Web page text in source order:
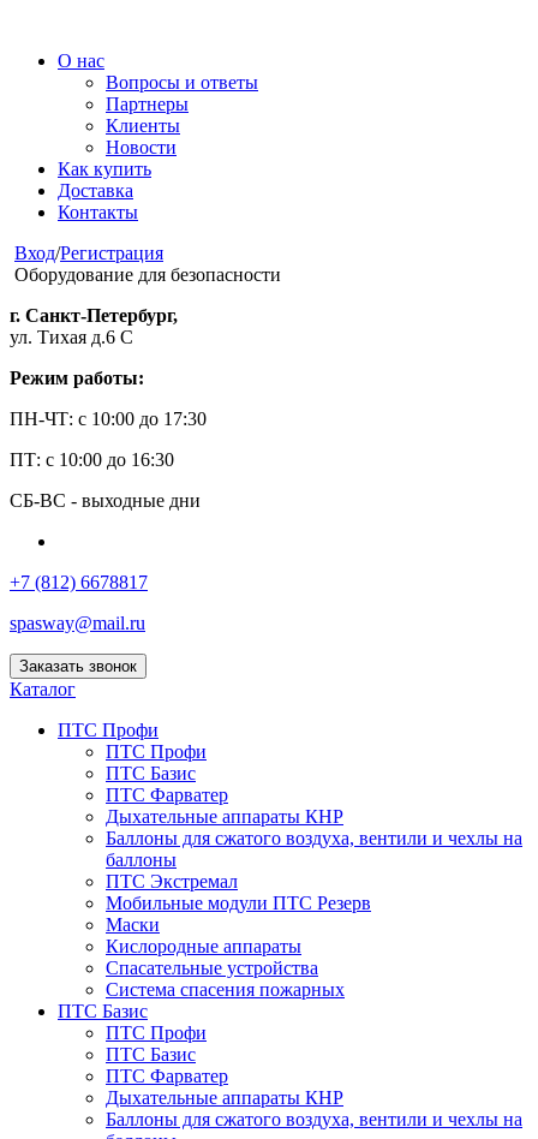
О нас
Вопросы и ответы
Партнеры
Клиенты
Новости
Как купить
Доставка
Контакты
Вход/Регистрация
Оборудование для безопасности
г. Санкт-Петербург,
ул. Тихая д.6 С
Режим работы:
ПН-ЧТ: с 10:00 до 17:30
ПТ: с 10:00 до 16:30
СБ-ВС - выходные дни
+7 (812) 6678817
spasway@mail.ru
Заказать звонок
Каталог
ПТС Профи
ПТС Профи
ПТС Базис
ПТС Фарватер
Дыхательные аппараты КНР
Баллоны для сжатого воздуха, вентили и чехлы на
баллоны
ПТС Экстремал
Мобильные модули ПТС Резерв
Маски
Кислородные аппараты
Спасательные устройства
Система спасения пожарных
ПТС Базис
ПТС Профи
ПТС Базис
ПТС Фарватер
Дыхательные аппараты КНР
Баллоны для сжатого воздуха, вентили и чехлы на